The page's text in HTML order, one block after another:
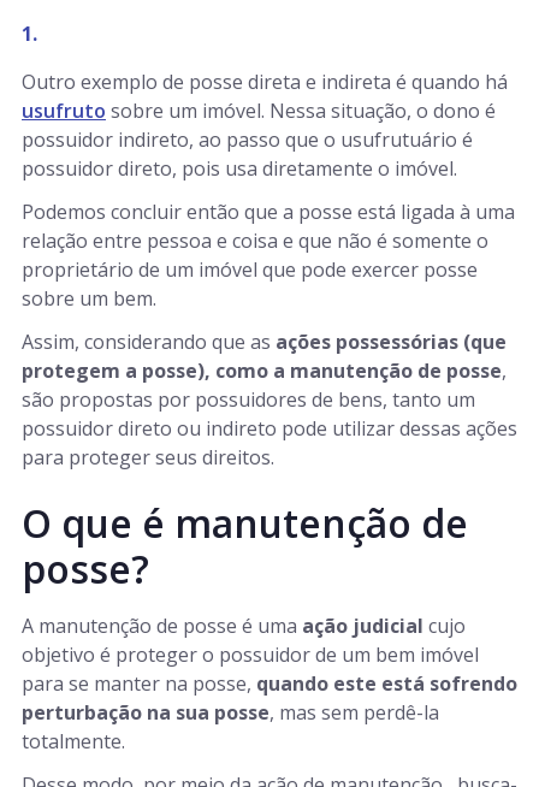
Outro exemplo de posse direta e indireta é quando há
usufruto sobre um imóvel. Nessa situação, o dono é
possuidor indireto, ao passo que o usufrutuário é
possuidor direto, pois usa diretamente o imóvel.
Podemos concluir então que a posse está ligada à uma
relação entre pessoa e coisa e que não é somente o
proprietário de um imóvel que pode exercer posse
sobre um bem.
Assim, considerando que as ações possessórias (que
protegem a posse), como a manutenção de posse,
são propostas por possuidores de bens, tanto um
possuidor direto ou indireto pode utilizar dessas ações
para proteger seus direitos.
O que é manutenção de
posse?
A manutenção de posse é uma ação judicial cujo
objetivo é proteger o possuidor de um bem imóvel
para se manter na posse, quando este está sofrendo
perturbação na sua posse, mas sem perdê-la
totalmente.